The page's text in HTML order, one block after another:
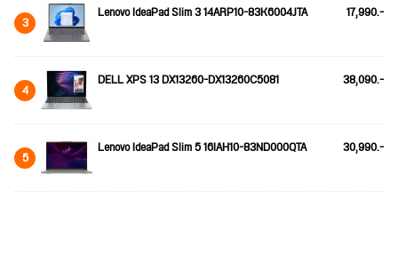
3 Lenovo IdeaPad Slim 3 14ARP10-83K6004JTA 17,990.-
4 DELL XPS 13 DX13260-DX13260C5081 38,090.-
5 Lenovo IdeaPad Slim 5 16IAH10-83ND000QTA 30,990.-